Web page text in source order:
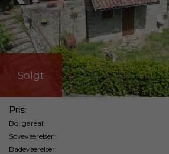
Solgt
Pris:
Boligareal:
Soveværelser:
Badeværelser: